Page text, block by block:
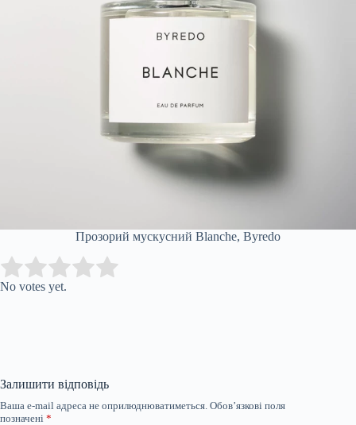
Прозорий мускусний Blanche, Byredo
Rate this item:
No votes yet.
Залишити відповідь
Ваша e-mail адреса не оприлюднюватиметься. Обов’язкові поля
позначені *